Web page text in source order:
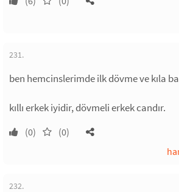
231.
ben hemcinslerimde ilk dövme ve kıla
kıllı erkek iyidir, dövmeli erkek candır.
(0) (0)
232.